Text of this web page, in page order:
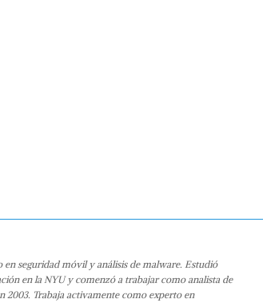
en seguridad móvil y análisis de malware. Estudió
en la NYU y comenzó a trabajar como analista de
2003. Trabaja activamente como experto en